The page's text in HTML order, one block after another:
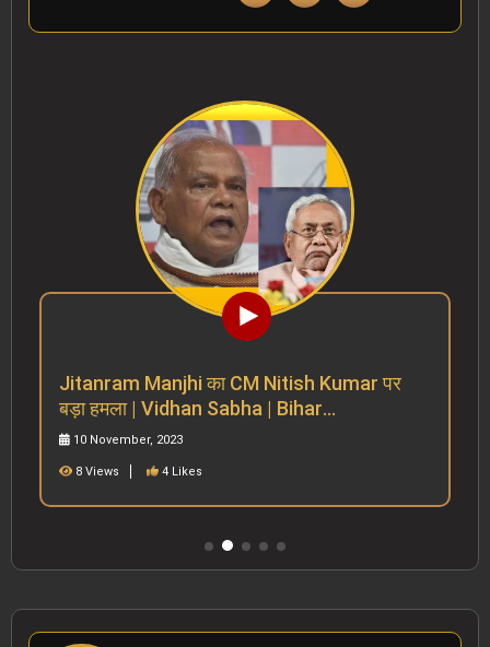
Tiger 3 पर क्या बोली Katrina Kaif | Salman
Khan | Bollywood | salman khan upcoming
movies
17 November, 2023
7 Views 1 Likes